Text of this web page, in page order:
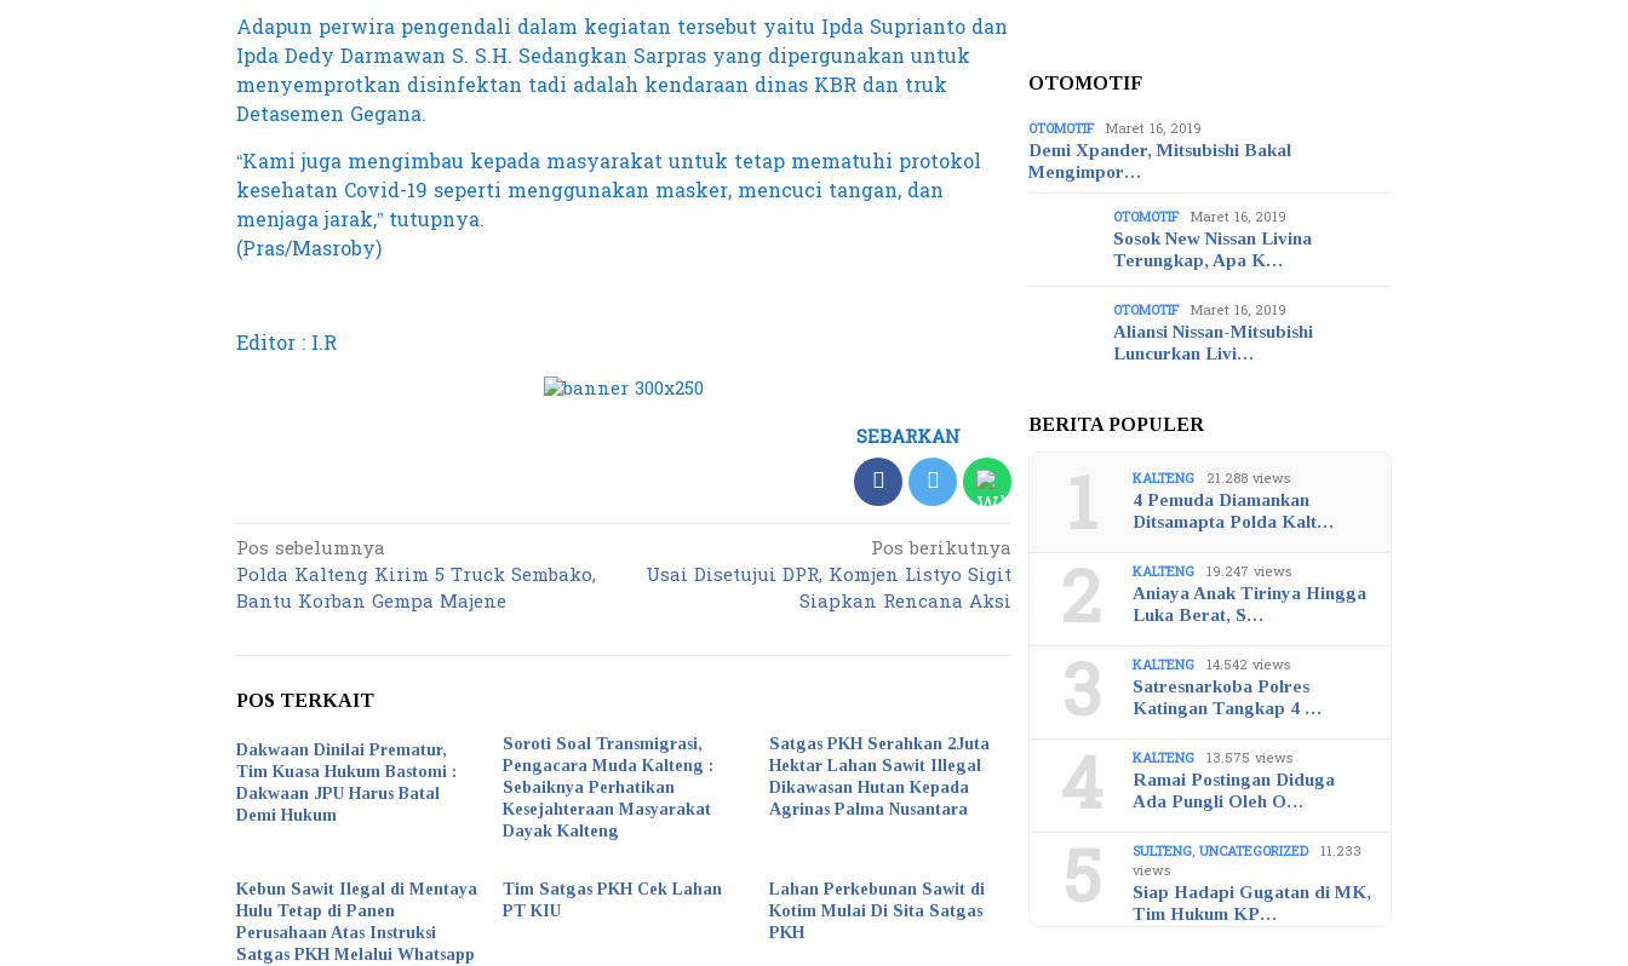
Adapun perwira pengendali dalam kegiatan tersebut yaitu Ipda Suprianto dan
Ipda Dedy Darmawan S. S.H. Sedangkan Sarpras yang dipergunakan untuk
menyemprotkan disinfektan tadi adalah kendaraan dinas KBR dan truk
Detasemen Gegana.
“Kami juga mengimbau kepada masyarakat untuk tetap mematuhi protokol
kesehatan Covid-19 seperti menggunakan masker, mencuci tangan, dan
menjaga jarak,” tutupnya.
(Pras/Masroby)
Editor : I.R
SEBARKAN
Navigasi
pos
Pos sebelumnya
Polda Kalteng Kirim 5 Truck Sembako,
Bantu Korban Gempa Majene
Pos berikutnya
Usai Disetujui DPR, Komjen Listyo Sigit
Siapkan Rencana Aksi
POS TERKAIT
Dakwaan Dinilai Prematur,
Tim Kuasa Hukum Bastomi :
Dakwaan JPU Harus Batal
Demi Hukum
Soroti Soal Transmigrasi,
Pengacara Muda Kalteng :
Sebaiknya Perhatikan
Kesejahteraan Masyarakat
Dayak Kalteng
Satgas PKH Serahkan 2Juta
Hektar Lahan Sawit Illegal
Dikawasan Hutan Kepada
Agrinas Palma Nusantara
Kebun Sawit Ilegal di Mentaya
Hulu Tetap di Panen
Perusahaan Atas Instruksi
Satgas PKH Melalui Whatsapp
Tim Satgas PKH Cek Lahan
PT KIU
Lahan Perkebunan Sawit di
Kotim Mulai Di Sita Satgas
PKH
OTOMOTIF
OTOMOTIF Maret 16, 2019
Demi Xpander, Mitsubishi Bakal
Mengimpor…
OTOMOTIF Maret 16, 2019
Sosok New Nissan Livina
Terungkap, Apa K…
OTOMOTIF Maret 16, 2019
Aliansi Nissan-Mitsubishi
Luncurkan Livi…
BERITA POPULER
1 KALTENG 21.288 views
4 Pemuda Diamankan
Ditsamapta Polda Kalt…
2 KALTENG 19.247 views
Aniaya Anak Tirinya Hingga
Luka Berat, S…
3 KALTENG 14.542 views
Satresnarkoba Polres
Katingan Tangkap 4 …
4 KALTENG 13.575 views
Ramai Postingan Diduga
Ada Pungli Oleh O…
5 SULTENG,UNCATEGORIZED 11.233
views
Siap Hadapi Gugatan di MK,
Tim Hukum KP…